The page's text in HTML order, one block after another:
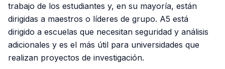
trabajo de los estudiantes y, en su mayoría, están
dirigidas a maestros o líderes de grupo. A5 está
dirigido a escuelas que necesitan seguridad y análisis
adicionales y es el más útil para universidades que
realizan proyectos de investigación.